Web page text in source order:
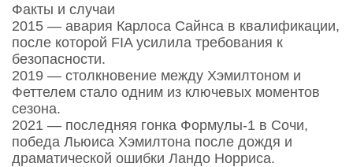
Факты и случаи
2015 — авария Карлоса Сайнса в квалификации,
после которой FIA усилила требования к
безопасности.
2019 — столкновение между Хэмилтоном и
Феттелем стало одним из ключевых моментов
сезона.
2021 — последняя гонка Формулы‑1 в Сочи,
победа Льюиса Хэмилтона после дождя и
драматической ошибки Ландо Норриса.